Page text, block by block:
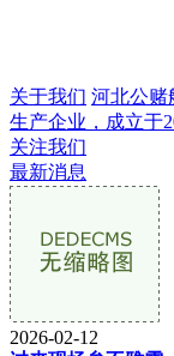
关于我们 河北公赌
生产企业，成立于
关注我们
最新消息
2026-02-12